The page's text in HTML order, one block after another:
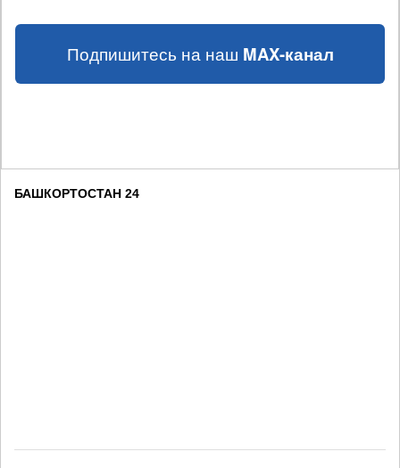
Подпишитесь на наш MAX-канал
БАШКОРТОСТАН 24